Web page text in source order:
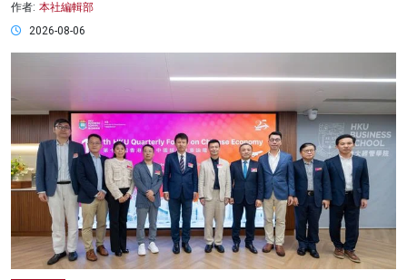
作者: 本社編輯部
2026-08-06